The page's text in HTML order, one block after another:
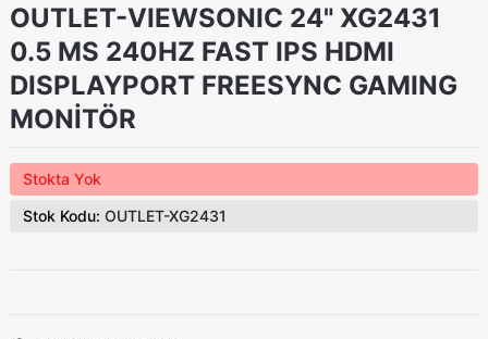
OUTLET-VIEWSONIC 24" XG2431
0.5 MS 240HZ FAST IPS HDMI
DISPLAYPORT FREESYNC GAMING
MONİTÖR
Stokta Yok
Stok Kodu: OUTLET-XG2431